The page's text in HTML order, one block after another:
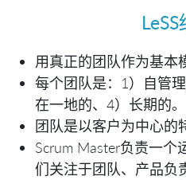
用真正的团队作为基本
每个团队是：1）自管
在一地的、4）长期的。
团队是以客户为中心的
Scrum Master负责一个
们关注于团队、产品负